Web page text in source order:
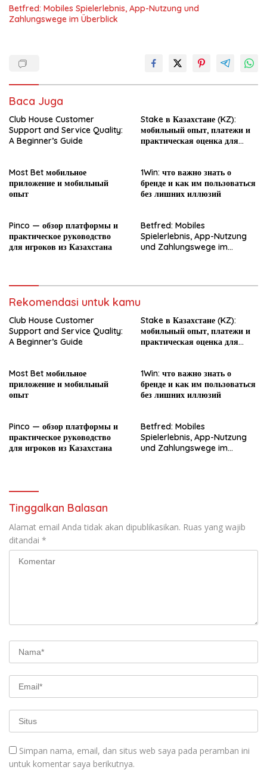
Betfred: Mobiles Spielerlebnis, App-Nutzung und
Zahlungswege im Überblick
Baca Juga
Club House Customer
Support and Service Quality:
A Beginner’s Guide
Stake в Казахстане (KZ):
мобильный опыт, платежи и
практическая оценка для
Most Bet мобильное
приложение и мобильный
опыт
1Win: что важно знать о
бренде и как им пользоваться
без лишних иллюзий
Pinco — обзор платформы и
практическое руководство
для игроков из Казахстана
Betfred: Mobiles
Spielerlebnis, App-Nutzung
und Zahlungswege im
Rekomendasi untuk kamu
Club House Customer
Support and Service Quality:
A Beginner’s Guide
Stake в Казахстане (KZ):
мобильный опыт, платежи и
практическая оценка для
Most Bet мобильное
приложение и мобильный
опыт
1Win: что важно знать о
бренде и как им пользоваться
без лишних иллюзий
Pinco — обзор платформы и
практическое руководство
для игроков из Казахстана
Betfred: Mobiles
Spielerlebnis, App-Nutzung
und Zahlungswege im
Tinggalkan Balasan
Alamat email Anda tidak akan dipublikasikan. Ruas yang wajib
ditandai *
Simpan nama, email, dan situs web saya pada peramban ini
untuk komentar saya berikutnya.